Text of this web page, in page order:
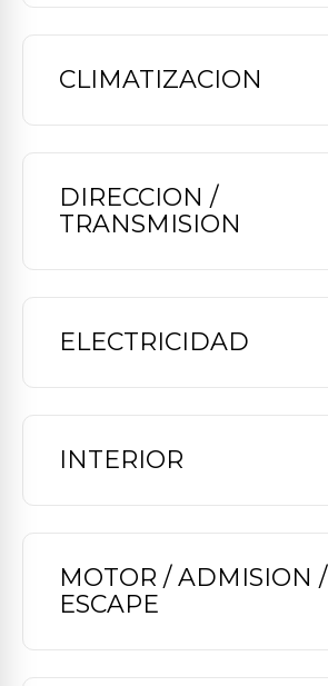
CLIMATIZACION
DIRECCION /
TRANSMISION
ELECTRICIDAD
INTERIOR
MOTOR / ADMISION /
ESCAPE